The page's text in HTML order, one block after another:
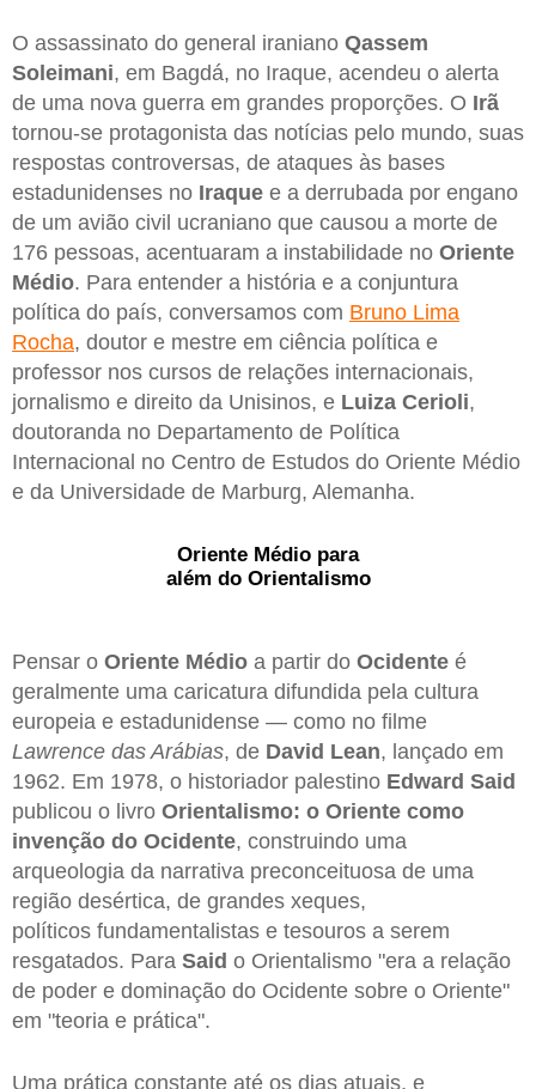
O assassinato do general iraniano Qassem
Soleimani, em Bagdá, no Iraque, acendeu o alerta
de uma nova guerra em grandes proporções. O Irã
tornou-se protagonista das notícias pelo mundo, suas
respostas controversas, de ataques às bases
estadunidenses no Iraque e a derrubada por engano
de um avião civil ucraniano que causou a morte de
176 pessoas, acentuaram a instabilidade no Oriente
Médio. Para entender a história e a conjuntura
política do país, conversamos com Bruno Lima
Rocha, doutor e mestre em ciência política e
professor nos cursos de relações internacionais,
jornalismo e direito da Unisinos, e Luiza Cerioli,
doutoranda no Departamento de Política
Internacional no Centro de Estudos do Oriente Médio
e da Universidade de Marburg, Alemanha.
Oriente Médio para
além do Orientalismo
Pensar o Oriente Médio a partir do Ocidente é
geralmente uma caricatura difundida pela cultura
europeia e estadunidense — como no filme
Lawrence das Arábias, de David Lean, lançado em
1962. Em 1978, o historiador palestino Edward Said
publicou o livro Orientalismo: o Oriente como
invenção do Ocidente, construindo uma
arqueologia da narrativa preconceituosa de uma
região desértica, de grandes xeques,
políticos fundamentalistas e tesouros a serem
resgatados. Para Said o Orientalismo "era a relação
de poder e dominação do Ocidente sobre o Oriente"
em "teoria e prática".
Uma prática constante até os dias atuais, e